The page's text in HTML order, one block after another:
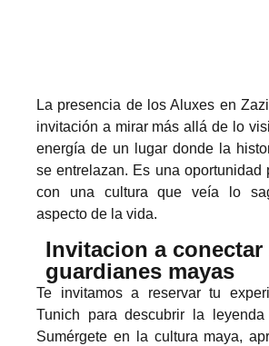
La presencia de los Aluxes en
invitación a mirar más allá de lo
energía de un lugar donde la
se entrelazan. Es una oportunidad
con una cultura que veía lo
aspecto de la vida.
Invitacion a
guardianes mayas
Te invitamos a reservar tu
Tunich para descubrir la
Sumérgete en la cultura maya,